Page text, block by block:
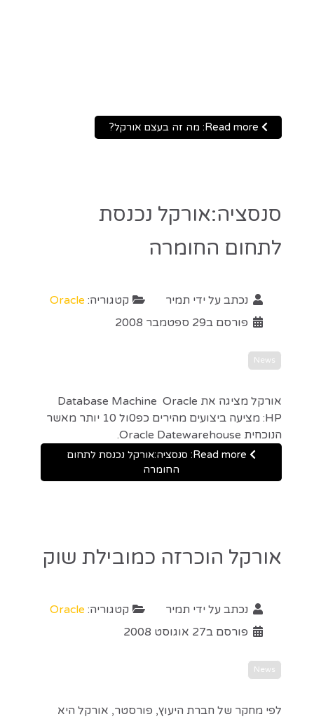
סנסציה:אורקל נכנסת
לתחום החומרה
נכתב על ידי תמיר קטגוריה: Oracle
פורסם ב29 ספטמבר 2008
News
אורקל מציגה את Database Machine Oracle
HP: מציעה ביצועים מהירים כפ0ול 10 יותר מאשר
הנוכחית Oracle Datewarehouse.
Read more: סנסציה:אורקל נכנסת לתחום
החומרה
אורקל הוכרזה כמובילת שוק
נכתב על ידי תמיר קטגוריה: Oracle
פורסם ב27 אוגוסט 2008
News
לפי מחקר של חברת היעוץ, פורסטר, אורקל היא